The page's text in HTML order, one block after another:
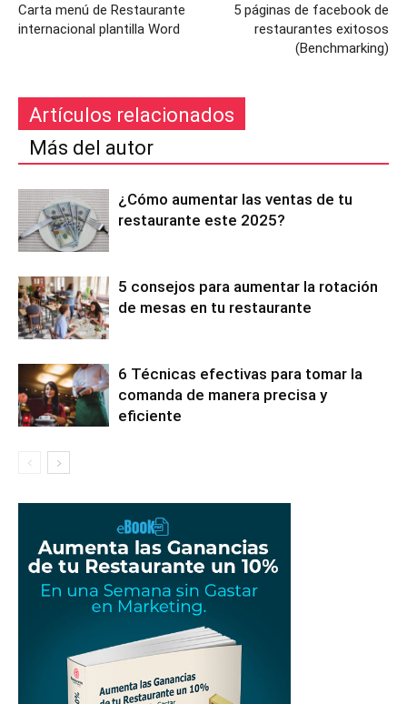
Carta menú de Restaurante
internacional plantilla Word
5 páginas de facebook de
restaurantes exitosos
(Benchmarking)
Artículos relacionados
Más del autor
¿Cómo aumentar las ventas de tu
restaurante este 2025?
5 consejos para aumentar la rotación
de mesas en tu restaurante
6 Técnicas efectivas para tomar la
comanda de manera precisa y
eficiente